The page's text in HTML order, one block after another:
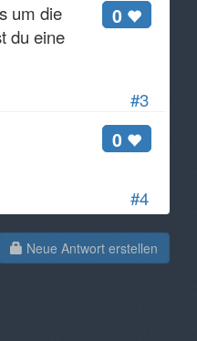
#3
0
um die
du eine
#4
0
Neue Antwort erstellen